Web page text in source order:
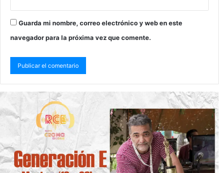
Guarda mi nombre, correo electrónico y web en este
navegador para la próxima vez que comente.